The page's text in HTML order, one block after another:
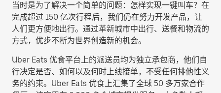
当时是为了解决一个简单的问题：怎样实现一键叫车？在
完成超过 150 亿次行程后，我们仍在努力开发产品，让
人们更方便地出行。通过革新城市中出行、送餐和物流的
方式，优步不断为世界创造新的机会。
Uber Eats 优食平台上的派送员均为独立承包商，他们自
行决定是否、如何以及何时上线接单，不受任何排他性义
务的约束。Uber Eats 优食上汇集了全球 50 多万家合作